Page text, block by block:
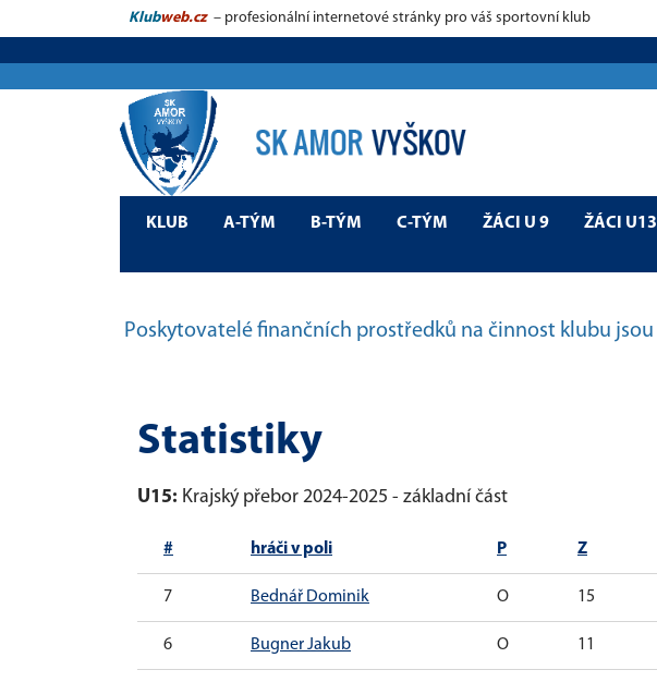
Klubweb.cz – profesionální internetové stránky pro váš sportovní klub
KLUB A-TÝM B-TÝM C-TÝM ŽÁCI U 9 ŽÁCI U13
Poskytovatelé finančních prostředků na činnost klubu jsou
Statistiky
U15: Krajský přebor 2024-2025 - základní část
# hráči v poli P Z
7 Bednář Dominik O 15
6 Bugner Jakub O 11